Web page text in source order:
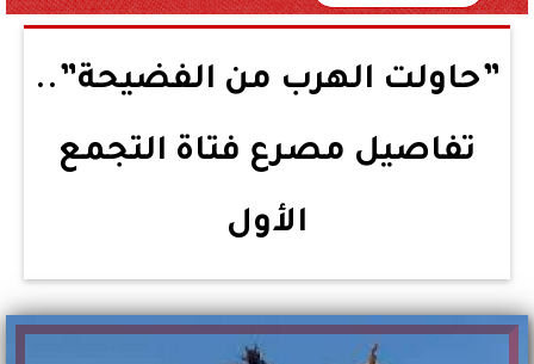
”حاولت الهرب من الفضيحة”..
تفاصيل مصرع فتاة التجمع
الأول